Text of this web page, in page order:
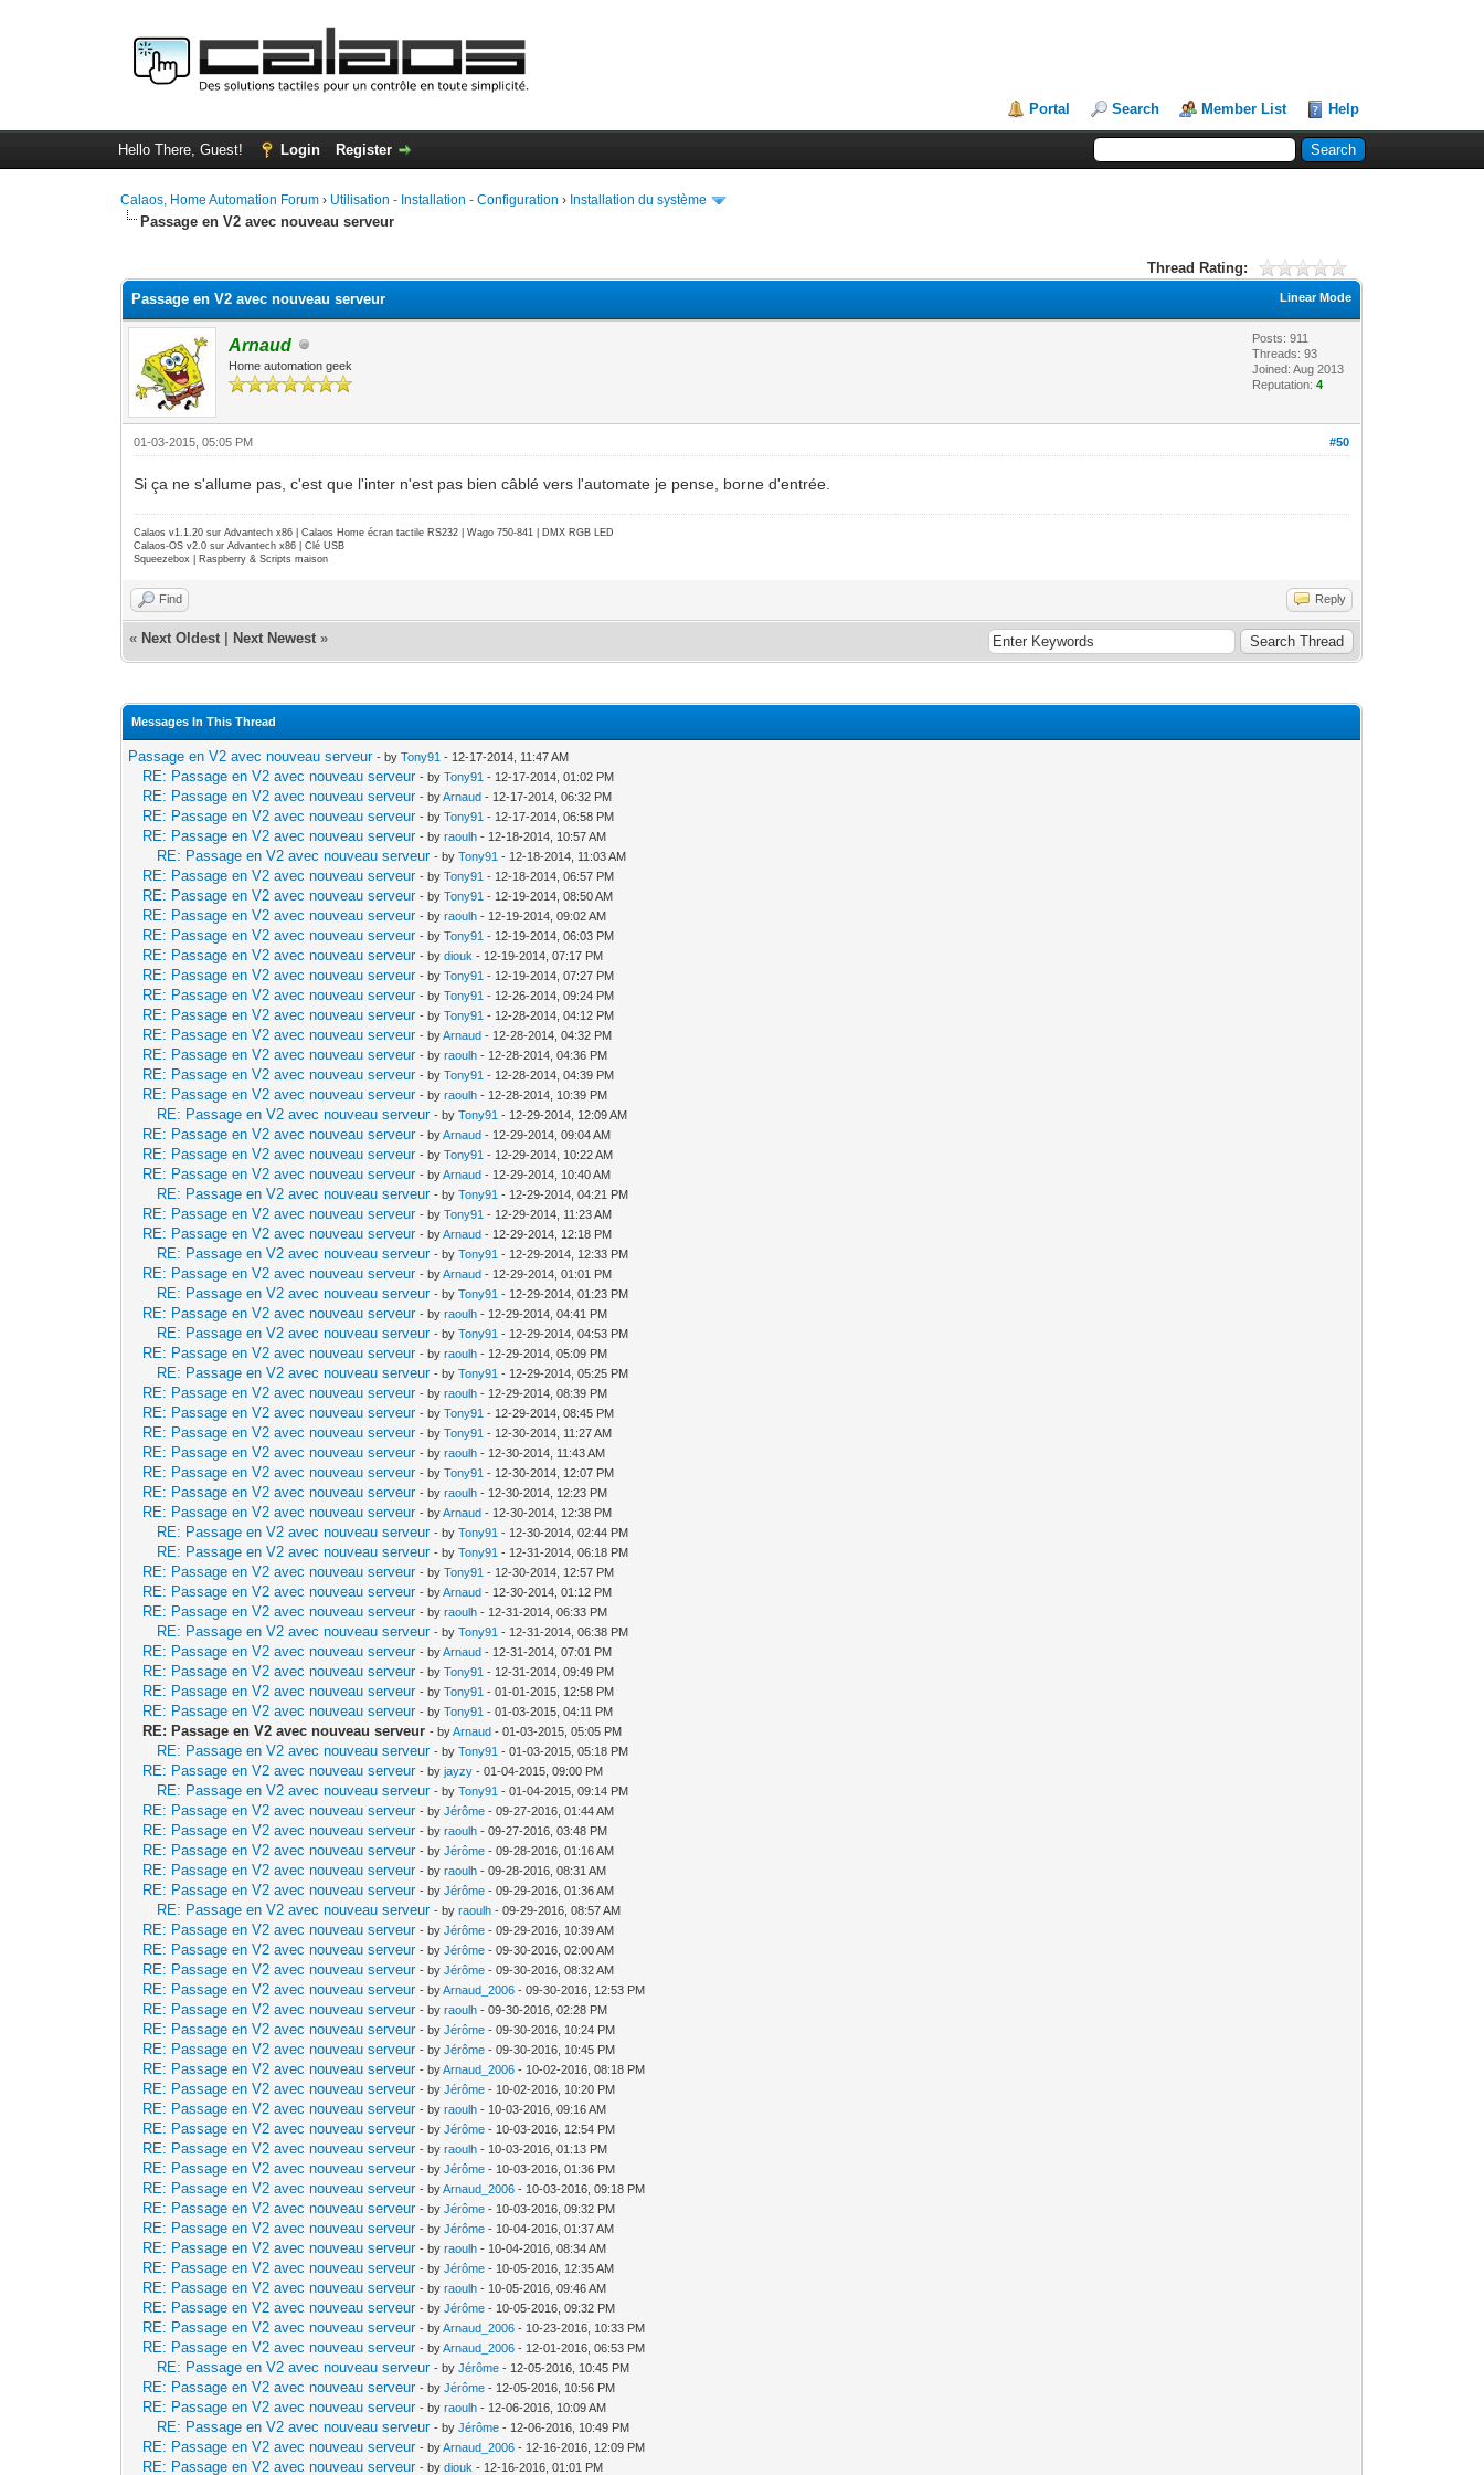
Portal Search Member List Help
Hello There, Guest! Login Register
Calaos, Home Automation Forum › Utilisation - Installation - Configuration › Installation du système
Passage en V2 avec nouveau serveur
Thread Rating:
Linear Mode
Passage en V2 avec nouveau serveur
Arnaud
Home automation geek
Posts: 911
Threads: 93
Joined: Aug 2013
Reputation:4
#50
01-03-2015, 05:05 PM
Si ça ne s'allume pas, c'est que l'inter n'est pas bien câblé vers l'automate je pense, borne d'entrée.
Calaos v1.1.20 sur Advantech x86 | Calaos Home écran tactile RS232 | Wago 750-841 | DMX RGB LED
Calaos-OS v2.0 sur Advantech x86 | Clé USB
Squeezebox | Raspberry & Scripts maison
Find Reply
« Next Oldest Next Newest »
Messages In This Thread
Passage en V2 avec nouveau serveur - byTony91 - 12-17-2014, 11:47 AM
RE: Passage en V2 avec nouveau serveur - byTony91 - 12-17-2014, 01:02 PM
RE: Passage en V2 avec nouveau serveur - byArnaud - 12-17-2014, 06:32 PM
RE: Passage en V2 avec nouveau serveur - byTony91 - 12-17-2014, 06:58 PM
RE: Passage en V2 avec nouveau serveur - byraoulh - 12-18-2014, 10:57 AM
RE: Passage en V2 avec nouveau serveur - byTony91 - 12-18-2014, 11:03 AM
RE: Passage en V2 avec nouveau serveur - byTony91 - 12-18-2014, 06:57 PM
RE: Passage en V2 avec nouveau serveur - byTony91 - 12-19-2014, 08:50 AM
RE: Passage en V2 avec nouveau serveur - byraoulh - 12-19-2014, 09:02 AM
RE: Passage en V2 avec nouveau serveur - byTony91 - 12-19-2014, 06:03 PM
RE: Passage en V2 avec nouveau serveur - bydiouk - 12-19-2014, 07:17 PM
RE: Passage en V2 avec nouveau serveur - byTony91 - 12-19-2014, 07:27 PM
RE: Passage en V2 avec nouveau serveur - byTony91 - 12-26-2014, 09:24 PM
RE: Passage en V2 avec nouveau serveur - byTony91 - 12-28-2014, 04:12 PM
RE: Passage en V2 avec nouveau serveur - byArnaud - 12-28-2014, 04:32 PM
RE: Passage en V2 avec nouveau serveur - byraoulh - 12-28-2014, 04:36 PM
RE: Passage en V2 avec nouveau serveur - byTony91 - 12-28-2014, 04:39 PM
RE: Passage en V2 avec nouveau serveur - byraoulh - 12-28-2014, 10:39 PM
RE: Passage en V2 avec nouveau serveur - byTony91 - 12-29-2014, 12:09 AM
RE: Passage en V2 avec nouveau serveur - byArnaud - 12-29-2014, 09:04 AM
RE: Passage en V2 avec nouveau serveur - byTony91 - 12-29-2014, 10:22 AM
RE: Passage en V2 avec nouveau serveur - byArnaud - 12-29-2014, 10:40 AM
RE: Passage en V2 avec nouveau serveur - byTony91 - 12-29-2014, 04:21 PM
RE: Passage en V2 avec nouveau serveur - byTony91 - 12-29-2014, 11:23 AM
RE: Passage en V2 avec nouveau serveur - byArnaud - 12-29-2014, 12:18 PM
RE: Passage en V2 avec nouveau serveur - byTony91 - 12-29-2014, 12:33 PM
RE: Passage en V2 avec nouveau serveur - byArnaud - 12-29-2014, 01:01 PM
RE: Passage en V2 avec nouveau serveur - byTony91 - 12-29-2014, 01:23 PM
RE: Passage en V2 avec nouveau serveur - byraoulh - 12-29-2014, 04:41 PM
RE: Passage en V2 avec nouveau serveur - byTony91 - 12-29-2014, 04:53 PM
RE: Passage en V2 avec nouveau serveur - byraoulh - 12-29-2014, 05:09 PM
RE: Passage en V2 avec nouveau serveur - byTony91 - 12-29-2014, 05:25 PM
RE: Passage en V2 avec nouveau serveur - byraoulh - 12-29-2014, 08:39 PM
RE: Passage en V2 avec nouveau serveur - byTony91 - 12-29-2014, 08:45 PM
RE: Passage en V2 avec nouveau serveur - byTony91 - 12-30-2014, 11:27 AM
RE: Passage en V2 avec nouveau serveur - byraoulh - 12-30-2014, 11:43 AM
RE: Passage en V2 avec nouveau serveur - byTony91 - 12-30-2014, 12:07 PM
RE: Passage en V2 avec nouveau serveur - byraoulh - 12-30-2014, 12:23 PM
RE: Passage en V2 avec nouveau serveur - byArnaud - 12-30-2014, 12:38 PM
RE: Passage en V2 avec nouveau serveur - byTony91 - 12-30-2014, 02:44 PM
RE: Passage en V2 avec nouveau serveur - byTony91 - 12-31-2014, 06:18 PM
RE: Passage en V2 avec nouveau serveur - byTony91 - 12-30-2014, 12:57 PM
RE: Passage en V2 avec nouveau serveur - byArnaud - 12-30-2014, 01:12 PM
RE: Passage en V2 avec nouveau serveur - byraoulh - 12-31-2014, 06:33 PM
RE: Passage en V2 avec nouveau serveur - byTony91 - 12-31-2014, 06:38 PM
RE: Passage en V2 avec nouveau serveur - byArnaud - 12-31-2014, 07:01 PM
RE: Passage en V2 avec nouveau serveur - byTony91 - 12-31-2014, 09:49 PM
RE: Passage en V2 avec nouveau serveur - byTony91 - 01-01-2015, 12:58 PM
RE: Passage en V2 avec nouveau serveur - byTony91 - 01-03-2015, 04:11 PM
RE: Passage en V2 avec nouveau serveur - byArnaud - 01-03-2015, 05:05 PM
RE: Passage en V2 avec nouveau serveur - byTony91 - 01-03-2015, 05:18 PM
RE: Passage en V2 avec nouveau serveur - byjayzy - 01-04-2015, 09:00 PM
RE: Passage en V2 avec nouveau serveur - byTony91 - 01-04-2015, 09:14 PM
RE: Passage en V2 avec nouveau serveur - byJérôme - 09-27-2016, 01:44 AM
RE: Passage en V2 avec nouveau serveur - byraoulh - 09-27-2016, 03:48 PM
RE: Passage en V2 avec nouveau serveur - byJérôme - 09-28-2016, 01:16 AM
RE: Passage en V2 avec nouveau serveur - byraoulh - 09-28-2016, 08:31 AM
RE: Passage en V2 avec nouveau serveur - byJérôme - 09-29-2016, 01:36 AM
RE: Passage en V2 avec nouveau serveur - byraoulh - 09-29-2016, 08:57 AM
RE: Passage en V2 avec nouveau serveur - byJérôme - 09-29-2016, 10:39 AM
RE: Passage en V2 avec nouveau serveur - byJérôme - 09-30-2016, 02:00 AM
RE: Passage en V2 avec nouveau serveur - byJérôme - 09-30-2016, 08:32 AM
RE: Passage en V2 avec nouveau serveur - byArnaud_2006 - 09-30-2016, 12:53 PM
RE: Passage en V2 avec nouveau serveur - byraoulh - 09-30-2016, 02:28 PM
RE: Passage en V2 avec nouveau serveur - byJérôme - 09-30-2016, 10:24 PM
RE: Passage en V2 avec nouveau serveur - byJérôme - 09-30-2016, 10:45 PM
RE: Passage en V2 avec nouveau serveur - byArnaud_2006 - 10-02-2016, 08:18 PM
RE: Passage en V2 avec nouveau serveur - byJérôme - 10-02-2016, 10:20 PM
RE: Passage en V2 avec nouveau serveur - byraoulh - 10-03-2016, 09:16 AM
RE: Passage en V2 avec nouveau serveur - byJérôme - 10-03-2016, 12:54 PM
RE: Passage en V2 avec nouveau serveur - byraoulh - 10-03-2016, 01:13 PM
RE: Passage en V2 avec nouveau serveur - byJérôme - 10-03-2016, 01:36 PM
RE: Passage en V2 avec nouveau serveur - byArnaud_2006 - 10-03-2016, 09:18 PM
RE: Passage en V2 avec nouveau serveur - byJérôme - 10-03-2016, 09:32 PM
RE: Passage en V2 avec nouveau serveur - byJérôme - 10-04-2016, 01:37 AM
RE: Passage en V2 avec nouveau serveur - byraoulh - 10-04-2016, 08:34 AM
RE: Passage en V2 avec nouveau serveur - byJérôme - 10-05-2016, 12:35 AM
RE: Passage en V2 avec nouveau serveur - byraoulh - 10-05-2016, 09:46 AM
RE: Passage en V2 avec nouveau serveur - byJérôme - 10-05-2016, 09:32 PM
RE: Passage en V2 avec nouveau serveur - byArnaud_2006 - 10-23-2016, 10:33 PM
RE: Passage en V2 avec nouveau serveur - byArnaud_2006 - 12-01-2016, 06:53 PM
RE: Passage en V2 avec nouveau serveur - byJérôme - 12-05-2016, 10:45 PM
RE: Passage en V2 avec nouveau serveur - byJérôme - 12-05-2016, 10:56 PM
RE: Passage en V2 avec nouveau serveur - byraoulh - 12-06-2016, 10:09 AM
RE: Passage en V2 avec nouveau serveur - byJérôme - 12-06-2016, 10:49 PM
RE: Passage en V2 avec nouveau serveur - byArnaud_2006 - 12-16-2016, 12:09 PM
RE: Passage en V2 avec nouveau serveur - bydiouk - 12-16-2016, 01:01 PM